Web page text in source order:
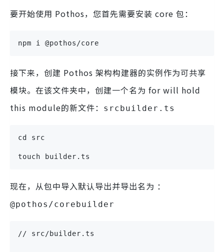
要开始使用 Pothos，您首先需要安装 core 包：
npm i @pothos/core
接下来，创建 Pothos 架构构建器的实例作为可共享
模块。在该文件夹中，创建一个名为 for will hold
this module的新文件：
srcbuilder.ts
cd src
touch builder.ts
现在，从包中导入默认导出并导出名为 ：
@pothos/corebuilder
// src/builder.ts